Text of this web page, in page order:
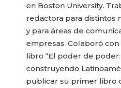
en Boston University.
redactora para distintos
y para áreas de
empresas. Colaboró
libro “El poder de
construyendo
publicar su primer libro